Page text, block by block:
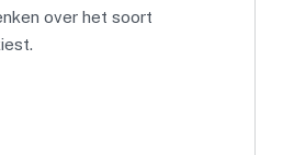
over het soort